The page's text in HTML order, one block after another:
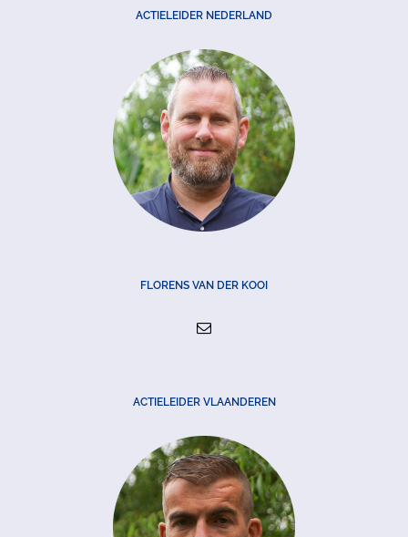
ACTIELEIDER NEDERLAND
FLORENS VAN DER KOOI
ACTIELEIDER VLAANDEREN